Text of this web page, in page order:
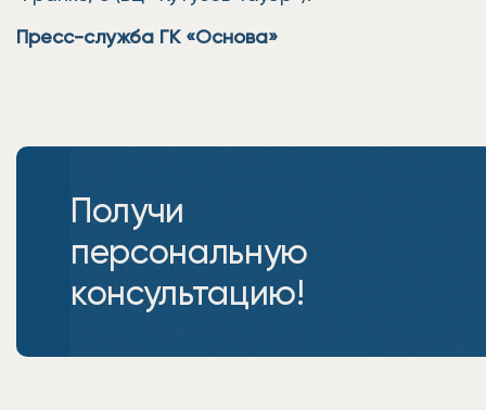
Пресс-служба ГК «Основа»
Получи
персональную
консультацию!